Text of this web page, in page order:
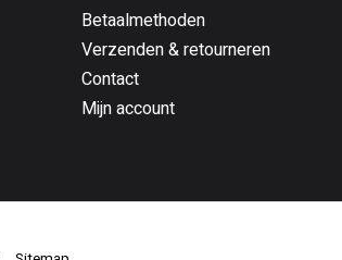
Betaalmethoden
Verzenden & retourneren
Contact
Mijn account